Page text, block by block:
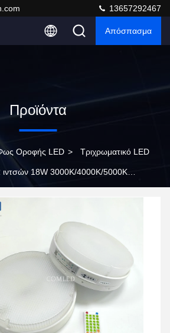
13657292467
Απόσπασμα
Προϊόντα
Οροφής LED > Τριχρωματικό LED
ιντσών 18W 3000K/4000K/5000K
της κουζίνας